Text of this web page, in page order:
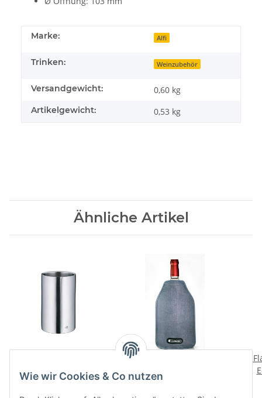
Marke: Alfi
Trinken: Weinzubehör
Versandgewicht: 0,60 kg
Artikelgewicht: 0,53 kg
Ähnliche Artikel
69,00 CHF *
36,00 CHF
Wie wir Cookies & Co nutzen